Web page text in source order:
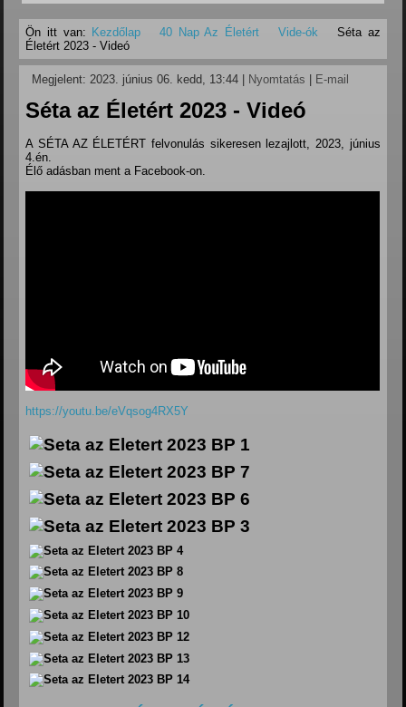
Ön itt van: Kezdőlap 40 Nap Az Életért Vide-ók
Séta az
Életért 2023 - Videó
Megjelent: 2023. június 06. kedd, 13:44 Nyomtatás E-mail
Séta az Életért 2023 - Videó
A SÉTA AZ ÉLETÉRT felvonulás sikeresen lezajlott, 2023, június
4.én.
Élő adásban ment a Facebook-on.
https://youtu.be/eVqsog4RX5Y